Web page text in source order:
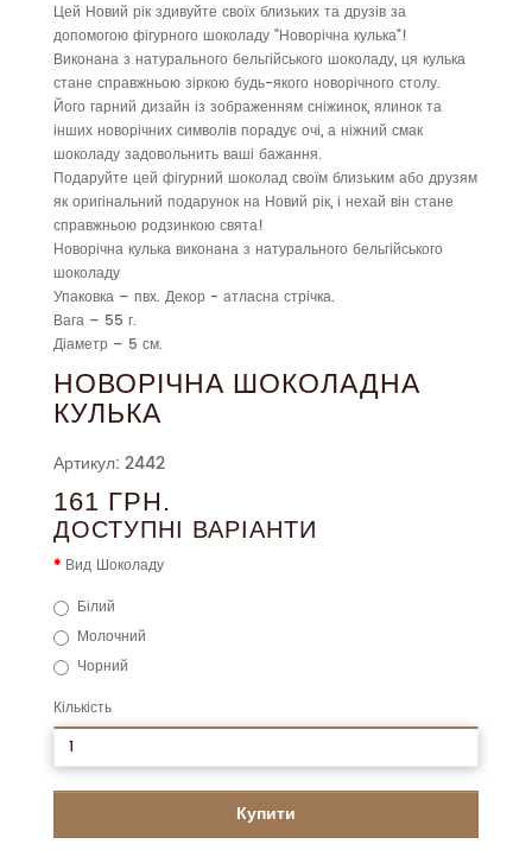
Цей Новий рік здивуйте своїх близьких та друзів за
допомогою фігурного шоколаду "Новорічна кулька"!
Виконана з натурального бельгійського шоколаду, ця кулька
стане справжньою зіркою будь-якого новорічного столу.
Його гарний дизайн із зображенням сніжинок, ялинок та
інших новорічних символів порадує очі, а ніжний смак
шоколаду задовольнить ваші бажання.
Подаруйте цей фігурний шоколад своїм близьким або друзям
як оригінальний подарунок на Новий рік, і нехай він стане
справжньою родзинкою свята!
Новорічна кулька виконана з натурального бельгійського
шоколаду
Упаковка – пвх. Декор - атласна стрічка.
Вага – 55 г.
Діаметр – 5 см.
НОВОРІЧНА ШОКОЛАДНА
КУЛЬКА
Артикул: 2442
161 ГРН.
ДОСТУПНІ ВАРІАНТИ
Вид Шоколаду
Білий
Молочний
Чорний
Кількість
Купити